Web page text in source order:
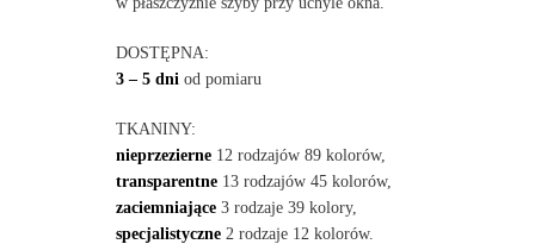
DOSTĘPNA:
3 – 5 dni od pomiaru
TKANINY:
nieprzezierne12 rodzajów 89 kolorów,
transparentne13 rodzajów 45 kolorów,
zaciemniające3 rodzaje 39 kolory,
specjalistyczne2 rodzaje 12 kolorów.